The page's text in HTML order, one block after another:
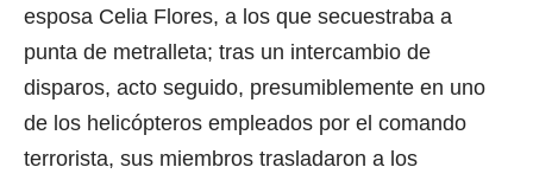
esposa Celia Flores, a los que secuestraba a
punta de metralleta; tras un intercambio de
disparos, acto seguido, presumiblemente en uno
de los helicópteros empleados por el comando
terrorista, sus miembros trasladaron a los